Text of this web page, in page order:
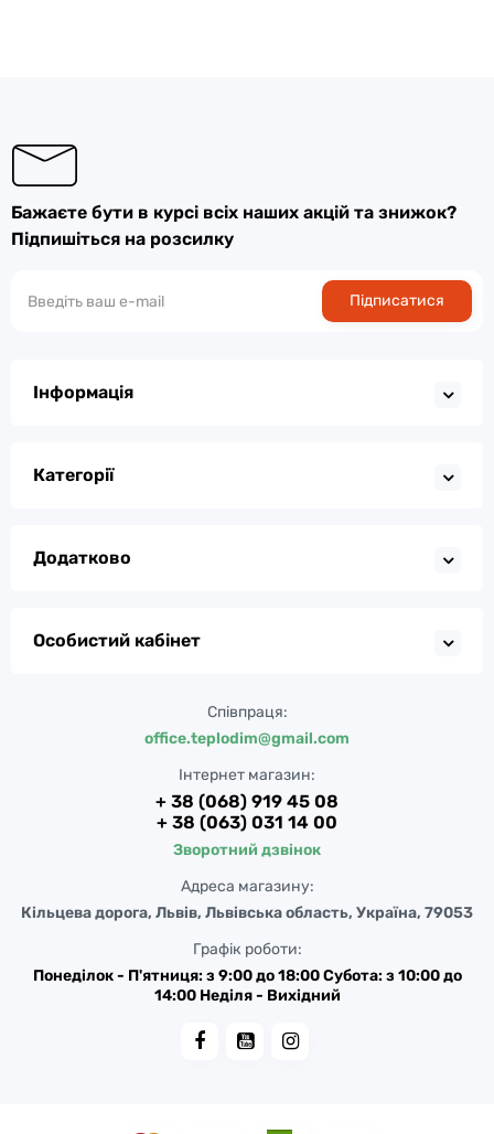
Бажаєте бути в курсі всіх наших акцій та знижок?
Підпишіться на розсилку
Підписатися
Інформація
Категорії
Додатково
Особистий кабінет
Співпраця:
office.teplodim@gmail.com
Інтернет магазин:
+ 38 (068) 919 45 08
+ 38 (063) 031 14 00
Зворотний дзвінок
Адреса магазину:
Кільцева дорога, Львів, Львівська область, Україна, 79053
Графік роботи:
Понеділок - П'ятниця: з 9:00 до 18:00 Субота: з 10:00 до
14:00 Неділя - Вихідний